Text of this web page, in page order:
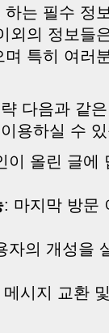
는 필수 정
외의 정보들
며 특히 여러
다음과 같
용하실 수
이 올린 글에
: 마지막 방문
자의 개성을
시지 교환